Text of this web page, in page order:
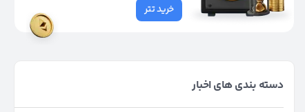
خرید تتر
دسته بندی های اخبار